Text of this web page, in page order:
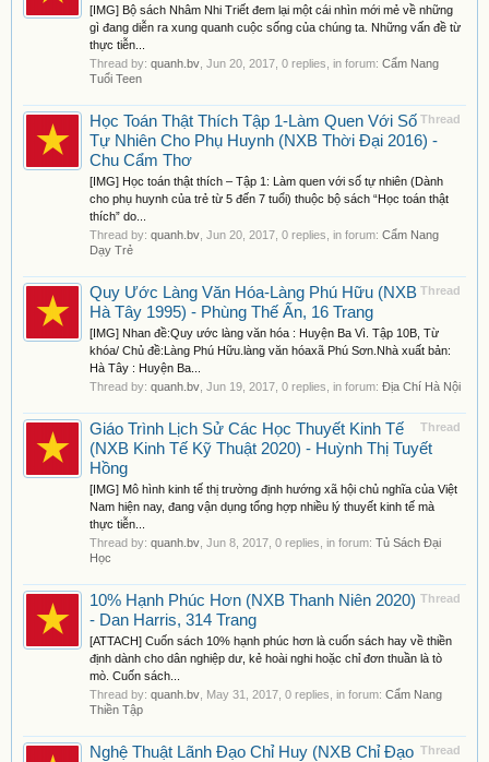
[IMG] Bộ sách Nhâm Nhi Triết đem lại một cái nhìn mới mẻ về những
gì đang diễn ra xung quanh cuộc sống của chúng ta. Những vấn đề từ
thực tiễn...
Thread by: quanh.bv Jun 20, 2017 , 0 replies, in forum: Cẩm Nang
Tuổi Teen
Thread
Học Toán Thật Thích Tập 1-Làm Quen Với Số
Tự Nhiên Cho Phụ Huynh (NXB Thời Đại 2016) -
Chu Cẩm Thơ
[IMG] Học toán thật thích – Tập 1: Làm quen với số tự nhiên (Dành
cho phụ huynh của trẻ từ 5 đến 7 tuổi) thuộc bộ sách “Học toán thật
thích” do...
Thread by: quanh.bv Jun 20, 2017 , 0 replies, in forum: Cẩm Nang
Dạy Trẻ
Thread
Quy Ước Làng Văn Hóa-Làng Phú Hữu (NXB
Hà Tây 1995) - Phùng Thế Ấn, 16 Trang
[IMG] Nhan đề:Quy ước làng văn hóa : Huyện Ba Vì. Tập 10B, Từ
khóa/ Chủ đề:Làng Phú Hữu.làng văn hóaxã Phú Sơn.Nhà xuất bản:
Hà Tây : Huyện Ba...
Thread by: quanh.bv Jun 19, 2017 , 0 replies, in forum: Địa Chí Hà Nội
Thread
Giáo Trình Lịch Sử Các Học Thuyết Kinh Tế
(NXB Kinh Tế Kỹ Thuật 2020) - Huỳnh Thị Tuyết
Hồng
[IMG] Mô hình kinh tế thị trường định hướng xã hội chủ nghĩa của Việt
Nam hiện nay, đang vận dụng tổng hợp nhiều lý thuyết kinh tế mà
thực tiễn...
Thread by: quanh.bv Jun 8, 2017 , 0 replies, in forum: Tủ Sách Đại
Học
Thread
10% Hạnh Phúc Hơn (NXB Thanh Niên 2020)
- Dan Harris, 314 Trang
[ATTACH] Cuốn sách 10% hạnh phúc hơn là cuốn sách hay về thiền
định dành cho dân nghiệp dư, kẻ hoài nghi hoặc chỉ đơn thuần là tò
mò. Cuốn sách...
Thread by: quanh.bv May 31, 2017 , 0 replies, in forum: Cẩm Nang
Thiền Tập
Thread
Nghệ Thuật Lãnh Đạo Chỉ Huy (NXB Chỉ Đạo